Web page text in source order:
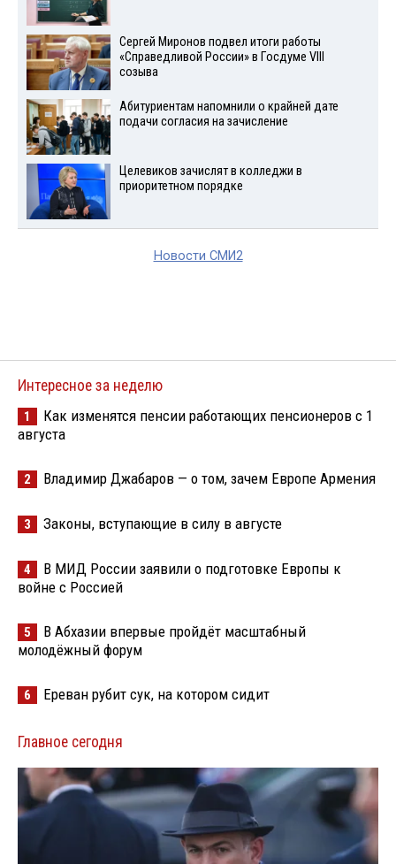
Сергей Миронов подвел итоги работы
«Справедливой России» в Госдуме VIII
созыва
Абитуриентам напомнили о крайней дате
подачи согласия на зачисление
Целевиков зачислят в колледжи в
приоритетном порядке
Новости СМИ2
Интересное за неделю
1
Как изменятся пенсии работающих пенсионеров с 1
августа
2 Владимир Джабаров — о том, зачем Европе Армения
3 Законы, вступающие в силу в августе
4
В МИД России заявили о подготовке Европы к
войне с Россией
5
В Абхазии впервые пройдёт масштабный
молодёжный форум
6 Ереван рубит сук, на котором сидит
Главное сегодня